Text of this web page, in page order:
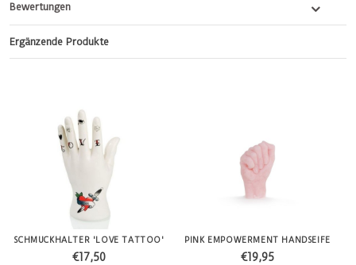
Bewertungen
Ergänzende Produkte
SCHMUCKHALTER 'LOVE TATTOO'
€17,50
PINK EMPOWERMENT HANDSEIFE
€19,95